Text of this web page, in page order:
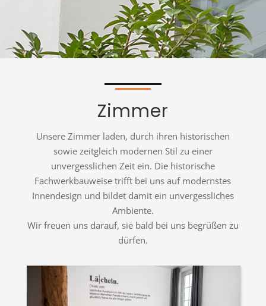
Zimmer
Unsere Zimmer laden, durch ihren historischen
sowie zeitgleich modernen Stil zu einer
unvergesslichen Zeit ein. Die historische
Fachwerkbauweise trifft bei uns auf modernstes
Innendesign und bildet damit ein unvergessliches
Ambiente.
Wir freuen uns darauf, sie bald bei uns begrüßen zu
dürfen.